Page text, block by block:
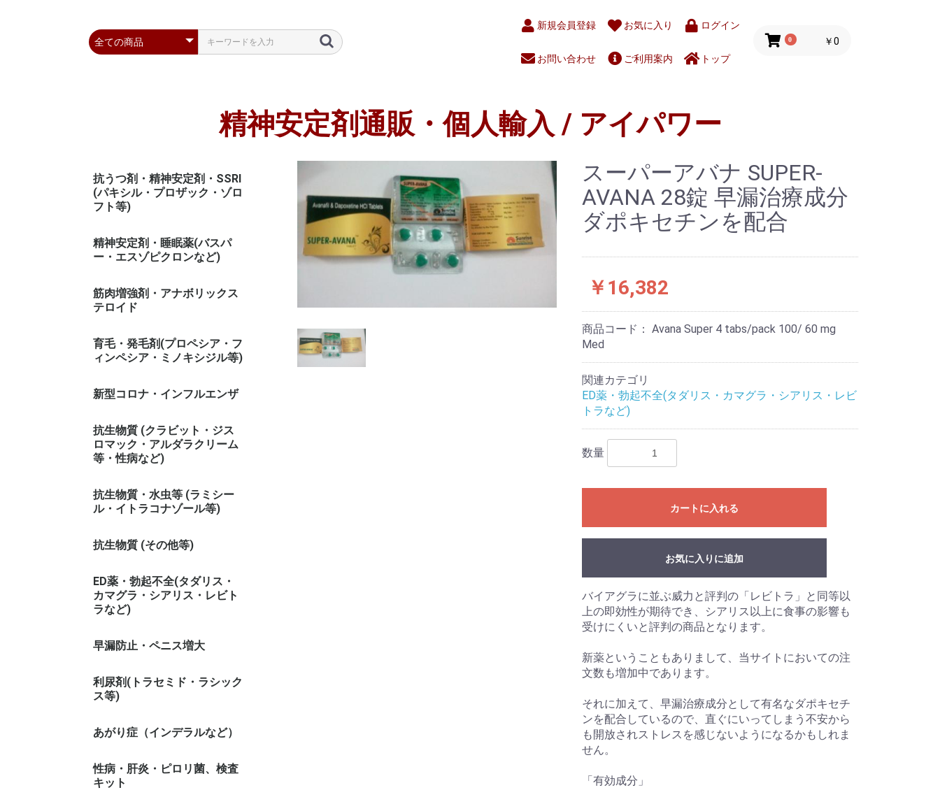
新規会員登録 お気に入り ログイン
お問い合わせ ご利用案内 トップ
0 ￥0
精神安定剤通販・個人輸入 / アイパワー
抗うつ剤・精神安定剤・SSRI
(パキシル・プロザック・ゾロ
フト等)
精神安定剤・睡眠薬(バスパ
ー・エスゾピクロンなど)
筋肉増強剤・アナボリックス
テロイド
育毛・発毛剤(プロペシア・フ
ィンペシア・ミノキシジル等)
新型コロナ・インフルエンザ
抗生物質 (クラビット・ジス
ロマック・アルダラクリーム
等・性病など)
抗生物質・水虫等 (ラミシー
ル・イトラコナゾール等)
抗生物質 (その他等)
ED薬・勃起不全(タダリス・
カマグラ・シアリス・レビト
ラなど)
早漏防止・ペニス増大
利尿剤(トラセミド・ラシック
ス等)
あがり症（インデラルなど）
性病・肝炎・ピロリ菌、検査
キット
スーパーアバナ SUPER-
AVANA 28錠 早漏治療成分
ダポキセチンを配合
￥16,382
商品コード： Avana Super 4 tabs/pack 100/ 60 mg
Med
関連カテゴリ
ED薬・勃起不全(タダリス・カマグラ・シアリス・レビ
トラなど)
数量
カートに入れる
お気に入りに追加
バイアグラに並ぶ威力と評判の「レビトラ」と同等以
上の即効性が期待でき、シアリス以上に食事の影響も
受けにくいと評判の商品となります。
新薬ということもありまして、当サイトにおいての注
文数も増加中であります。
それに加えて、早漏治療成分として有名なダポキセチ
ンを配合しているので、直ぐにいってしまう不安から
も開放されストレスを感じないようになるかもしれま
せん。
「有効成分」